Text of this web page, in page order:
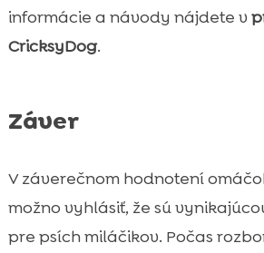
informácie a návody nájdete v
CricksyDog.
Záver
V záverečnom hodnotení
možno vyhlásiť, že sú
pre psích miláčikov. Počas